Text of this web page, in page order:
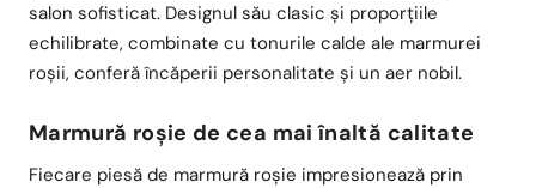
salon sofisticat. Designul său clasic și proporțiile
echilibrate, combinate cu tonurile calde ale marmurei
roșii, conferă încăperii personalitate și un aer nobil.
Marmură roșie de cea mai înaltă calitate
Fiecare piesă de marmură roșie impresionează prin